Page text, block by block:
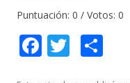
Puntuación: 0 / Votos: 0
F T